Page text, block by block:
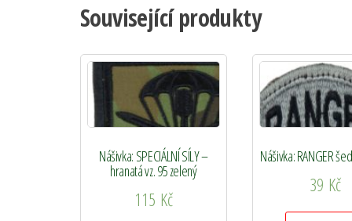
Související produkty
Nášivka: SPECIÁLNÍ SÍLY –
hranatá vz. 95 zelený
115 Kč
Nášivka: RANGER
39 Kč